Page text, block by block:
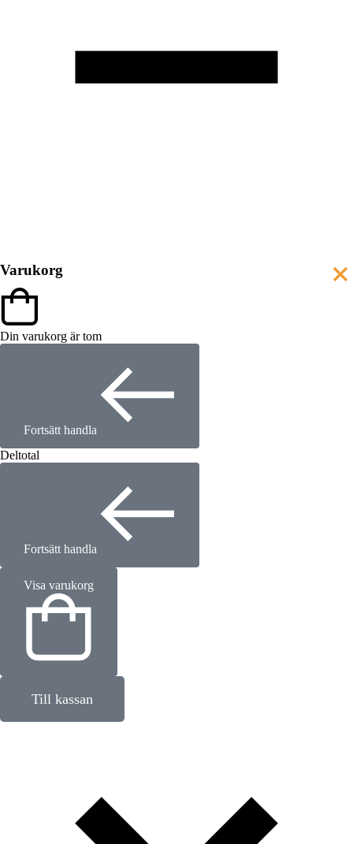
Varukorg
Din varukorg är tom
Fortsätt handla
Deltotal
Fortsätt handla
Visa varukorg
Till kassan